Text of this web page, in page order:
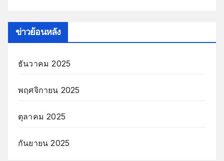
ข่าวย้อนหลัง
ธันวาคม 2025
พฤศจิกายน 2025
ตุลาคม 2025
กันยายน 2025